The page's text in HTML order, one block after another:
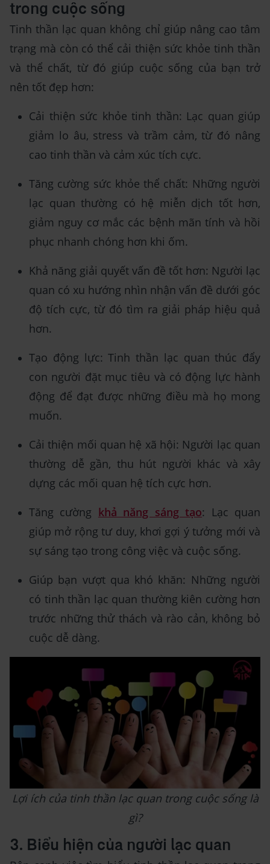
trong cuộc sống
Tinh thần lạc quan không chỉ giúp nâng cao tâm
trạng mà còn có thể cải thiện sức khỏe tinh thần
và thể chất, từ đó giúp cuộc sống của bạn trở
nên tốt đẹp hơn:
Cải thiện sức khỏe tinh thần: Lạc quan giúp
giảm lo âu, stress và trầm cảm, từ đó nâng
cao tinh thần và cảm xúc tích cực.
Tăng cường sức khỏe thể chất: Những người
lạc quan thường có hệ miễn dịch tốt hơn,
giảm nguy cơ mắc các bệnh mãn tính và hồi
phục nhanh chóng hơn khi ốm.
Khả năng giải quyết vấn đề tốt hơn: Người lạc
quan có xu hướng nhìn nhận vấn đề dưới góc
độ tích cực, từ đó tìm ra giải pháp hiệu quả
hơn.
Tạo động lực: Tinh thần lạc quan thúc đẩy
con người đặt mục tiêu và có động lực hành
động để đạt được những điều mà họ mong
muốn.
Cải thiện mối quan hệ xã hội: Người lạc quan
thường dễ gần, thu hút người khác và xây
dựng các mối quan hệ tích cực hơn.
Tăng cường khả năng sáng tạo: Lạc quan
giúp mở rộng tư duy, khơi gợi ý tưởng mới và
sự sáng tạo trong công việc và cuộc sống.
Giúp bạn vượt qua khó khăn: Những người
có tinh thần lạc quan thường kiên cường hơn
trước những thử thách và rào cản, không bỏ
cuộc dễ dàng.
Lợi ích của tinh thần lạc quan trong cuộc sống là
gì?
3. Biểu hiện của người lạc quan